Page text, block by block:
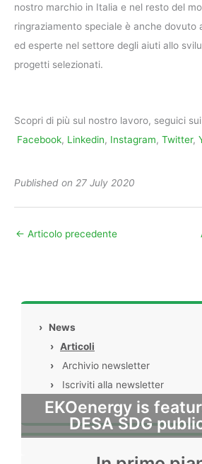
nostro marchio in Italia e nel resto del
ringraziamento speciale è anche dovuto
ed esperte nel settore degli aiuti allo
progetti selezionati.
Scopri di più sul nostro lavoro, seguici
Facebook, Linkedin, Instagram, Twitter,
Published on 27 July 2020
← Articolo precedente
›
News
› Articoli
›
Archivio newsletter
›
Iscriviti alla newsletter
EKOenergy is
DESA SDG